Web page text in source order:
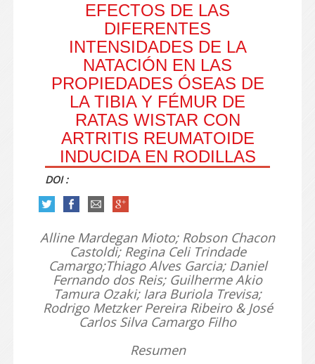
EFECTOS DE LAS
DIFERENTES
INTENSIDADES DE LA
NATACIÓN EN LAS
PROPIEDADES ÓSEAS DE
LA TIBIA Y FÉMUR DE
RATAS WISTAR CON
ARTRITIS REUMATOIDE
INDUCIDA EN RODILLAS
DOI :
Alline Mardegan Mioto; Robson Chacon
Castoldi; Regina Celi Trindade
Camargo;Thiago Alves Garcia; Daniel
Fernando dos Reis; Guilherme Akio
Tamura Ozaki; Iara Buriola Trevisa;
Rodrigo Metzker Pereira Ribeiro & José
Carlos Silva Camargo Filho
Resumen